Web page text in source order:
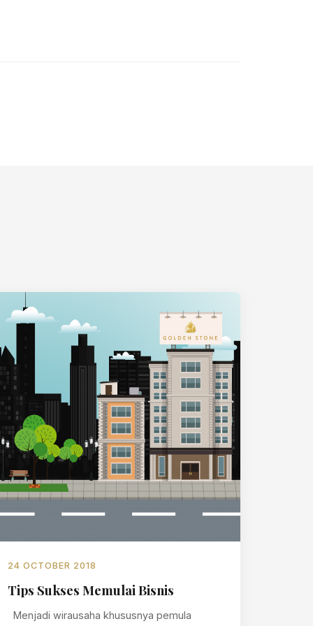
24 OCTOBER 2018
Tips Sukses Memulai Bisnis
Menjadi wirausaha khususnya pemula